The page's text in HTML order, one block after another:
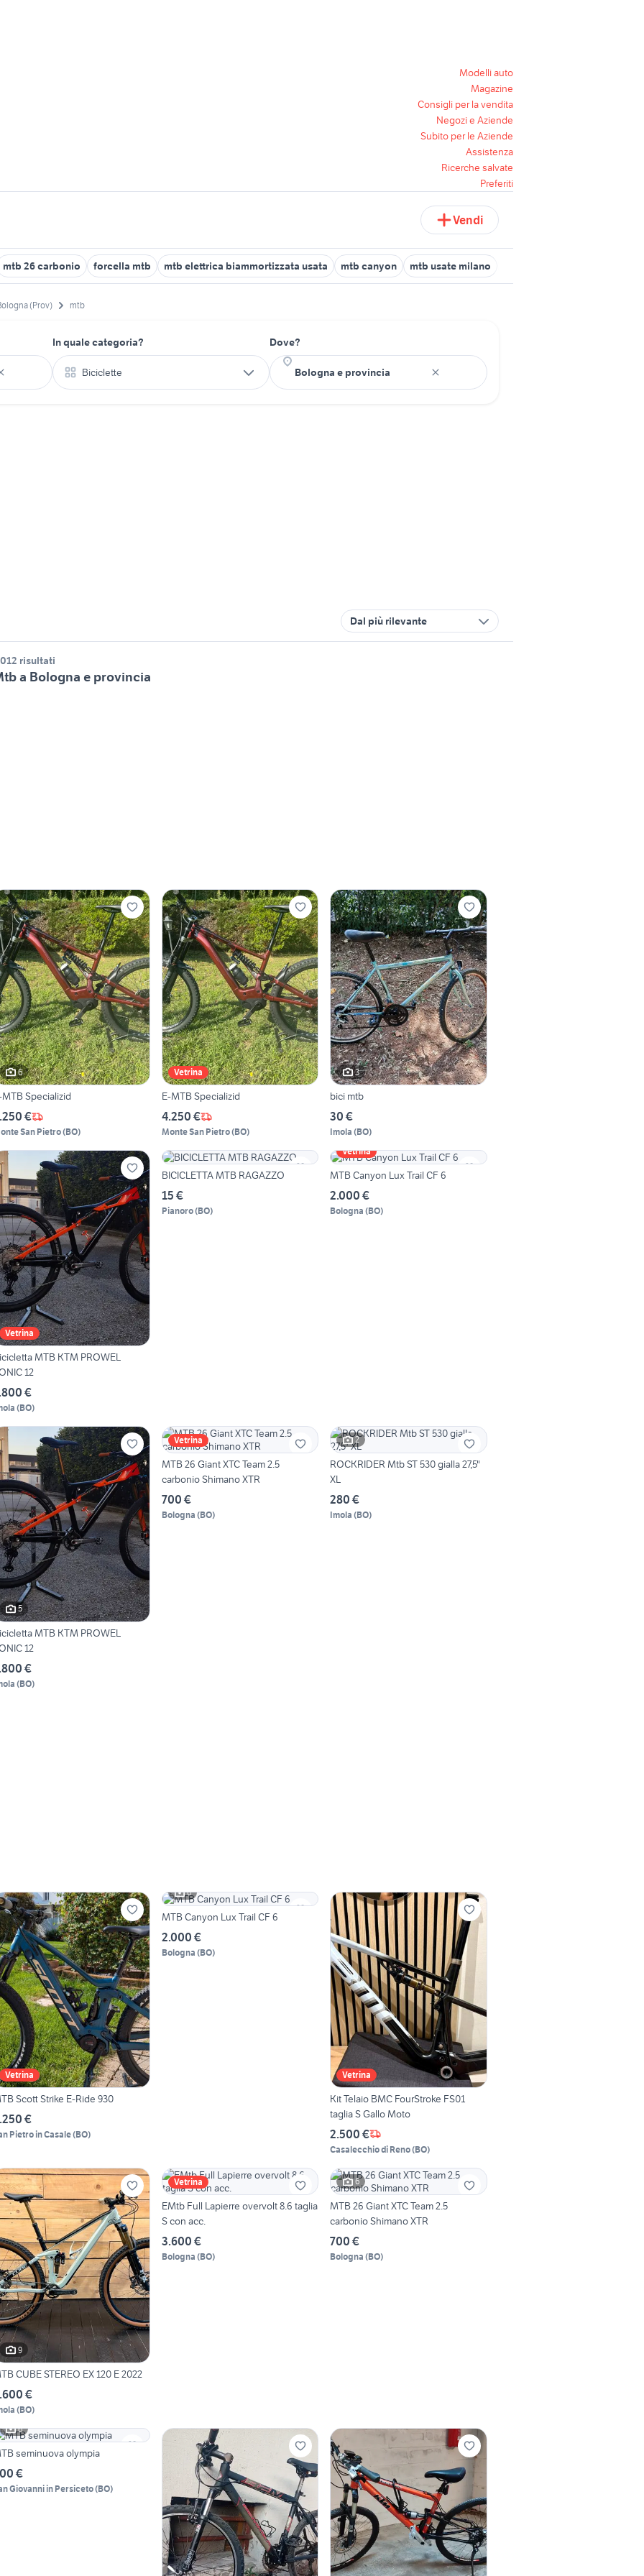
Modelli auto
Magazine
Consigli per la vendita
Negozi e Aziende
Subito per le Aziende
Assistenza
Ricerche salvate
Preferiti
Vendi
mtb 26 carbonio forcella mtb mtb elettrica biammortizzata usata mtb canyon mtb usate milano
(Prov) mtb
In quale categoria?
Biciclette
Dove?
Dal più rilevante
risultati
a Bologna e provincia
6
MTB Specializid
€
San Pietro(BO)
Vetrina
E-MTB Specializid
4.250 €
Monte San Pietro(BO)
3
bici mtb
30 €
Imola (BO)
Vetrina
MTB KTM PROWEL
SONIC 12
€
(BO)
BICICLETTA MTB RAGAZZO
15 €
Pianoro(BO)
Vetrina
MTB Canyon Lux Trail CF 6
2.000 €
Bologna (BO)
5
MTB KTM PROWEL
SONIC 12
€
(BO)
Vetrina
MTB 26 Giant XTC Team 2.5
carbonio Shimano XTR
700 €
Bologna (BO)
2
ROCKRIDER Mtb ST 530 gialla 27,5"
XL
280 €
Imola (BO)
Vetrina
Scott Strike E-Ride 930
€
Pietro in Casale(BO)
6
MTB Canyon Lux Trail CF 6
2.000 €
Bologna (BO)
Vetrina
Kit Telaio BMC FourStroke FS01
taglia S Gallo Moto
2.500 €
Casalecchio di Reno(BO)
9
CUBE STEREO EX 120 E 2022
€
(BO)
Vetrina
EMtb Full Lapierre overvolt 8.6 taglia
S con acc.
3.600 €
Bologna (BO)
6
MTB 26 Giant XTC Team 2.5
carbonio Shimano XTR
700 €
Bologna (BO)
6
seminuova olympia
€
Giovanni in Persiceto(BO)